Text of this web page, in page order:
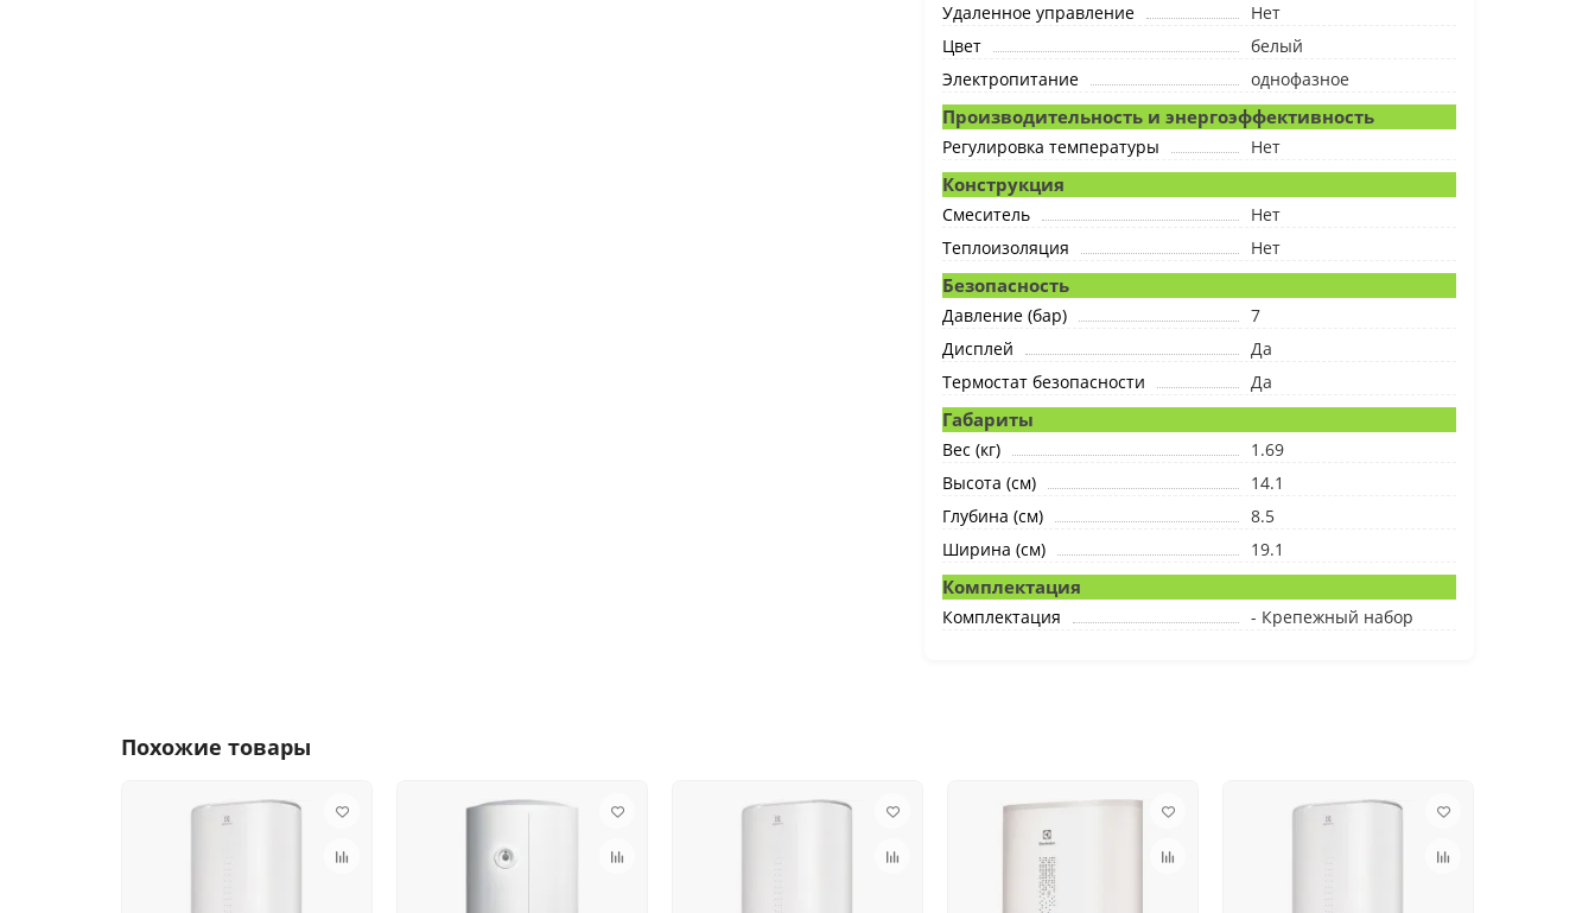
Удаленное управление
Нет
Цвет
белый
Электропитание
однофазное
Производительность и энергоэффективность
Регулировка температуры Нет
Конструкция
Смеситель
Нет
Теплоизоляция
Нет
Безопасность
Давление (бар)
7
Дисплей
Да
Термостат безопасности
Да
Габариты
Вес (кг)
1.69
Высота (см)
14.1
Глубина (см)
8.5
Ширина (см)
19.1
Комплектация
Комплектация - Крепежный набор
Похожие товары